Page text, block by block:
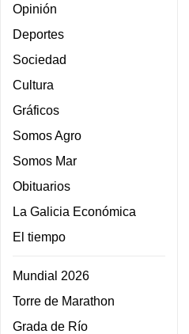
Opinión
Deportes
Sociedad
Cultura
Gráficos
Somos Agro
Somos Mar
Obituarios
La Galicia Económica
El tiempo
Mundial 2026
Torre de Marathon
Grada de Río